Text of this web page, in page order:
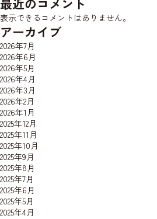
最近のコメント
表示できるコメントはありません。
アーカイブ
2026年7月
2026年6月
2026年5月
2026年4月
2026年3月
2026年2月
2026年1月
2025年12月
2025年11月
2025年10月
2025年9月
2025年8月
2025年7月
2025年6月
2025年5月
2025年4月